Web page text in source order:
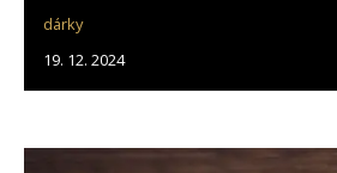
dárky
19. 12. 2024